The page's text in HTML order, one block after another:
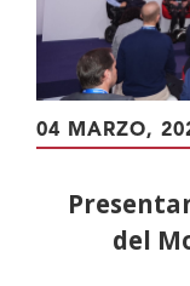
04 MARZO,
del